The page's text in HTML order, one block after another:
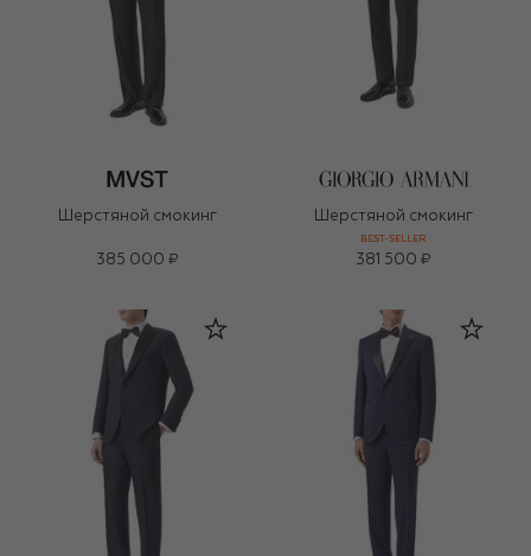
Шерстяной смокинг
385 000 ₽
Шерстяной смокинг
BEST-SELLER
381 500 ₽